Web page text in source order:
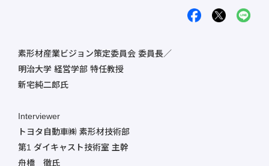
素形材産業ビジョン策定委員会 委員長／
明治大学 経営学部 特任教授
新宅純二郎氏
Interviewer
トヨタ自動車㈱ 素形材技術部
第1 ダイキャスト技術室 主幹
舟橋 徹氏